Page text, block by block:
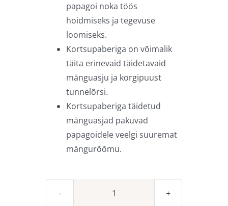
papagoi noka töös
hoidmiseks ja tegevuse
loomiseks.
Kortsupaberiga on võimalik
täita erinevaid täidetavaid
mänguasju ja korgipuust
tunnelõrsi.
Kortsupaberiga täidetud
mänguasjad pakuvad
papagoidele veelgi suuremat
mängurõõmu.
Päikselistes